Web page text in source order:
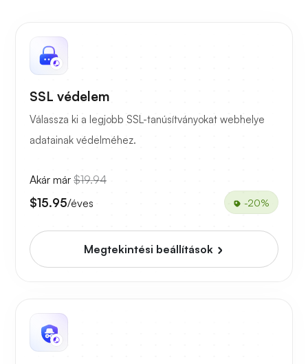
SSL védelem
Válassza ki a legjobb SSL-tanúsítványokat webhelye
adatainak védelméhez.
Akár már $19.94
$15.95/éves -20%
Megtekintési beállítások